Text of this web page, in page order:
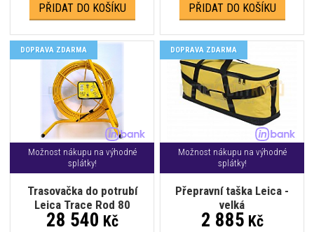
PŘIDAT DO KOŠÍKU PŘIDAT DO KOŠÍKU
Možnost nákupu na výhodné
splátky!
Trasovačka do potrubí
Leica Trace Rod 80
DOPRAVA ZDARMA
28 540 Kč
Možnost nákupu na výhodné
splátky!
Přepravní taška Leica -
velká
DOPRAVA ZDARMA
2 885 Kč